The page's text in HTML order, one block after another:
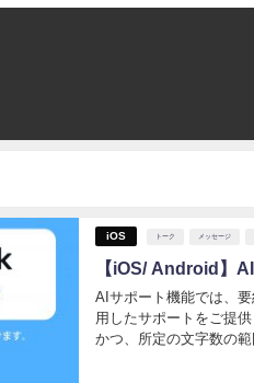
iOS トーク メッセージ
【iOS/ Android】
AIサポート機能では、
用したサポートをご提
かつ、所定の文字数の